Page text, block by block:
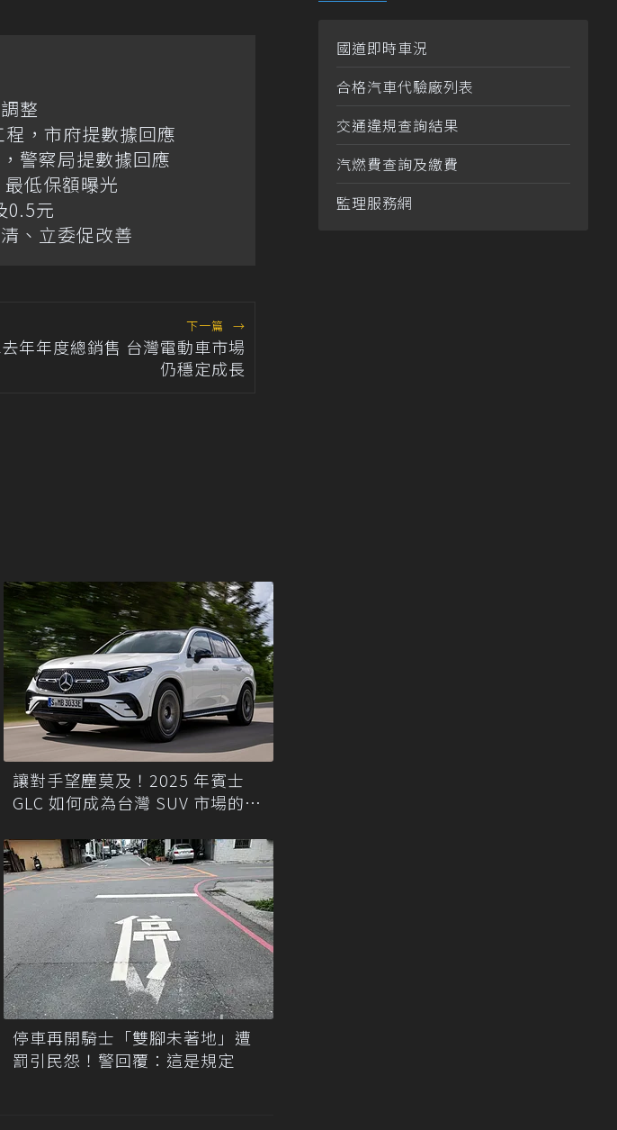
整
，市府提數據回應
警察局提數據回應
低保額曝光
0.5元
、立委促改善
下一篇 →
年年度總銷售 台灣電動車市場
仍穩定成長
讓對手望塵莫及！2025 年賓士
GLC 如何成為台灣 SUV 市場的最
停車再開騎士「雙腳未著地」遭
罰引民怨！警回覆：這是規定
國道即時車況
合格汽車代驗廠列表
交通違規查詢結果
汽燃費查詢及繳費
監理服務網